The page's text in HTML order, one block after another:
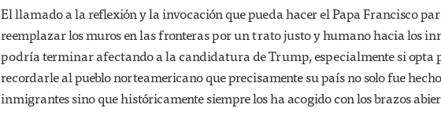
El llamado a la reflexión y la invocación que pueda hacer el Papa Francisco
reemplazar los muros en las fronteras por un trato justo y humano hacia los
podría terminar afectando a la candidatura de Trump, especialmente si opta
recordarle al pueblo norteamericano que precisamente su país no solo fue
inmigrantes sino que históricamente siempre los ha acogido con los brazos